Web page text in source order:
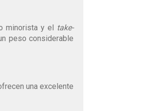
minorista y el take-
peso considerable
una excelente